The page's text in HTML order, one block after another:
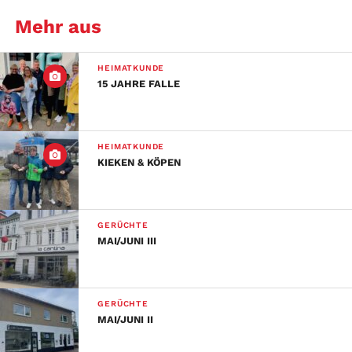
Mehr aus
HEIMATKUNDE
15 JAHRE FALLE
HEIMATKUNDE
KIEKEN & KÖPEN
GERÜCHTE
MAI/JUNI III
GERÜCHTE
MAI/JUNI II